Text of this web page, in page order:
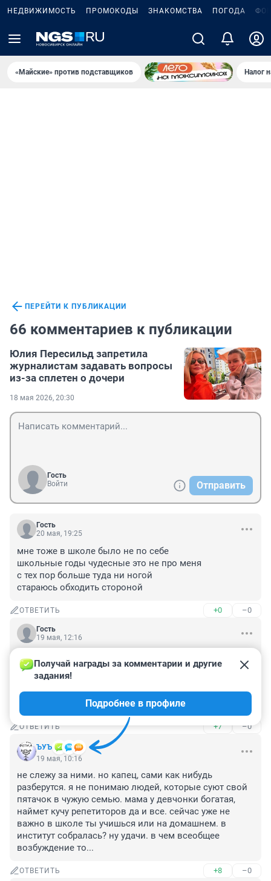
НЕДВИЖИМОСТЬ ПРОМОКОДЫ ЗНАКОМСТВА ПОГОДА
«Майские» против подставщиков Налог
ПЕРЕЙТИ К ПУБЛИКАЦИИ
66 комментариев к публикации
Юлия Пересильд запретила
журналистам задавать вопросы
из-за сплетен о дочери
18 мая 2026, 20:30
Гость
Войти
Отправить
Гость
20 мая, 19:25
мне тоже в школе было не по себе
школьные годы чудесные это не про меня
с тех пор больше туда ни ногой
стараюсь обходить стороной
ОТВЕТИТЬ +0 –0
Гость
19 мая, 12:16
"Гараж":
"Ха-ха-ха! Смазливая любовница еще будет жизни
учить!"
Семейка определенного типа, чего уж.
ОТВЕТИТЬ +7 –0
ЪУЪ
Получай награды за комментарии и другие
задания!
Подробнее в профиле
19 мая, 10:16
не слежу за ними. но капец, сами как нибудь
разберутся. я не понимаю людей, которые суют свой
пятачок в чужую семью. мама у девчонки богатая,
наймет кучу репетиторов да и все. сейчас уже не
важно в школе ты учишься или на домашнем. в
институт собралась? ну удачи. в чем всеобщее
возбуждение то...
ОТВЕТИТЬ +8 –0